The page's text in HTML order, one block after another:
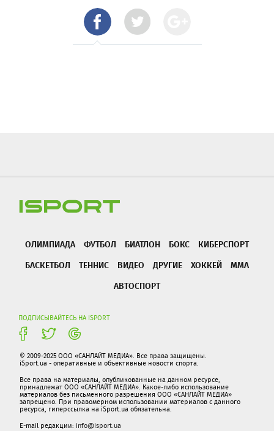
ОЛИМПИАДА ФУТБОЛ БИАТЛОН БОКС
КИБЕРСПОРТ
БАСКЕТБОЛ
ТЕННИС ВИДЕО ДРУГИЕ ХОККЕЙ
ММА
АВТОСПОРТ
ПОДПИСЫВАЙТЕСЬ НА ISPORT
© 2009-2025 ООО «САНЛАЙТ МЕДИА». Все права защищены.
iSport.ua - оперативные и объективные новости спорта.
Все права на материалы, опубликованные на данном ресурсе,
принадлежат ООО «САНЛАЙТ МЕДИА». Какое-либо использование
материалов без письменного разрешения ООО «САНЛАЙТ МЕДИА»
запрещено. При правомерном использовании материалов с данного
ресурса, гиперссылка на iSport.ua обязательна.
E-mail редакции: info@isport.ua